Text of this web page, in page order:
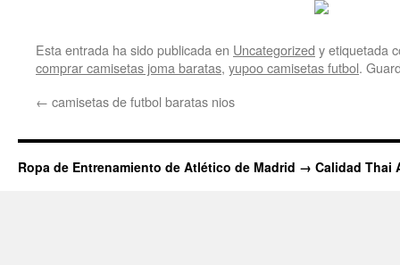
Esta entrada ha sido publicada en Uncategorized y etiquetada
comprar camisetas joma baratas, yupoo camisetas futbol.
← camisetas de futbol baratas nios
Ropa de Entrenamiento de Atlético de Madrid → Calidad Thai